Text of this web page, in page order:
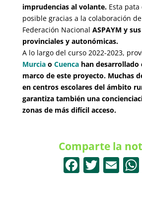
imprudencias al volante.Esta pata
posible gracias a la colaboración de
Federación Nacional ASPAYM y
provinciales y autonómicas.
A lo largo del curso 2022-2023,
Murcia o Cuenca han desarrollado
marco de este proyecto. Muchas
en centros escolares del ámbito
garantiza también una
zonas de más difícil acceso.
Comparte la
F T E